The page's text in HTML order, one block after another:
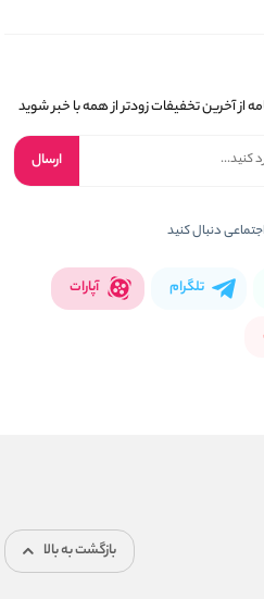
از آخرین تخفیفات زودتر از همه با خبر شوید
ارسال
دنبال کنید
تلگرام آپارات
بازگشت به بالا